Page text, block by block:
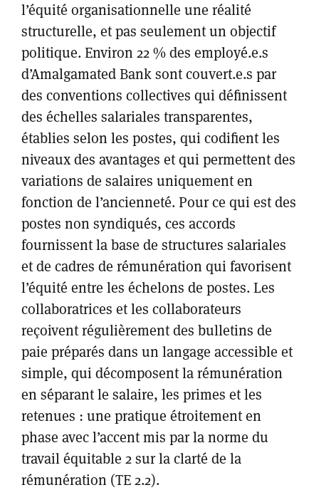
l’équité organisationnelle une réalité
structurelle, et pas seulement un objectif
politique. Environ 22 % des employé.e.s
d’Amalgamated Bank sont couvert.e.s par
des conventions collectives qui définissent
des échelles salariales transparentes,
établies selon les postes, qui codifient les
niveaux des avantages et qui permettent des
variations de salaires uniquement en
fonction de l’ancienneté. Pour ce qui est des
postes non syndiqués, ces accords
fournissent la base de structures salariales
et de cadres de rémunération qui favorisent
l’équité entre les échelons de postes. Les
collaboratrices et les collaborateurs
reçoivent régulièrement des bulletins de
paie préparés dans un langage accessible et
simple, qui décomposent la rémunération
en séparant le salaire, les primes et les
retenues : une pratique étroitement en
phase avec l’accent mis par la norme du
travail équitable 2 sur la clarté de la
rémunération (TE 2.2).